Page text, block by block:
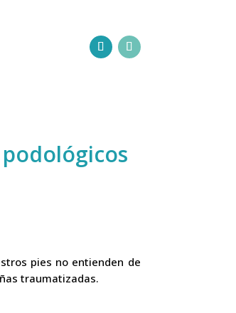
pies no entienden de
traumatizadas.